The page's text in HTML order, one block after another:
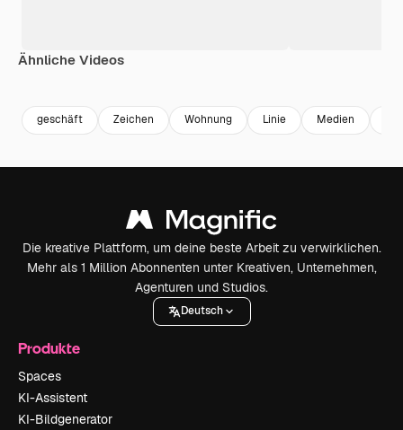
Ähnliche Videos
geschäft Zeichen Wohnung Linie Medien
Die kreative Plattform, um deine beste Arbeit zu verwirklichen.
Mehr als 1 Million Abonnenten unter Kreativen, Unternehmen,
Agenturen und Studios.
Deutsch
Produkte
Spaces
KI-Assistent
KI-Bildgenerator